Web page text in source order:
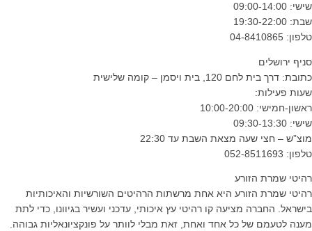
שישי: 09:00-14:00
שבת: 19:30-22:00
טלפון: 04-8410865
סניף ירושלים
כתובת: דרך בית לחם 120, בית ויסמן – קומה שלישית
שעות פעילות:
ראשון-חמישי: 10:00-20:00
שישי: 09:30-13:30
מוצ”ש – חצי שעה מצאת השבת עד 22:30
טלפון: 052-8511693
רהיטי שמרת הזורע
רהיטי שמרת הזורע היא אחת מרשתות הרהיטים השורשיות והאיכותיות
בישראל. החברה מציעה קו רהיטי עץ איכותי, עדכני ועשיר בגיוונו, כדי לתת
מענה לטעמם של כל אחד ואחת, זאת מבלי לוותר על פונקציונאליות גבוהה.